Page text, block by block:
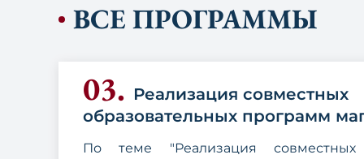
ВСЕ ПРОГРАММЫ
03. Реализация совместных
образовательных программ
послевузовского образования
По теме "Реализация совместных